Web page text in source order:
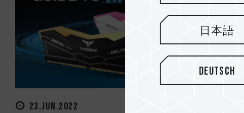
23.JUN.2022
日本語
Deutsch